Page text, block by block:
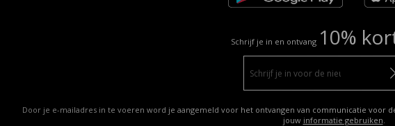
Schrijf je in en ontvang 10%
Door je e-mailadres in te voeren word je aangemeld voor het ontvangen van communicatie voor
jouw informatie gebruiken.